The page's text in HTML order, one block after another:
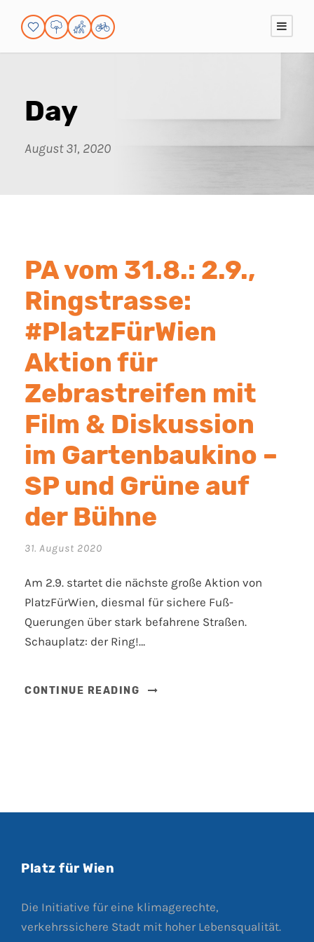
Day
August 31, 2020
PA vom 31.8.: 2.9.,
Ringstrasse:
#PlatzFürWien
Aktion für
Zebrastreifen mit
Film & Diskussion
im Gartenbaukino –
SP und Grüne auf
der Bühne
31. August 2020
Am 2.9. startet die nächste große Aktion von
PlatzFürWien, diesmal für sichere Fuß-
Querungen über stark befahrene Straßen.
Schauplatz: der Ring!…
CONTINUE READING
Platz für Wien
Die Initiative für eine klimagerechte,
verkehrssichere Stadt mit hoher Lebensqualität.